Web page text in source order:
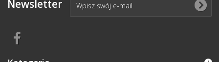
Newsletter